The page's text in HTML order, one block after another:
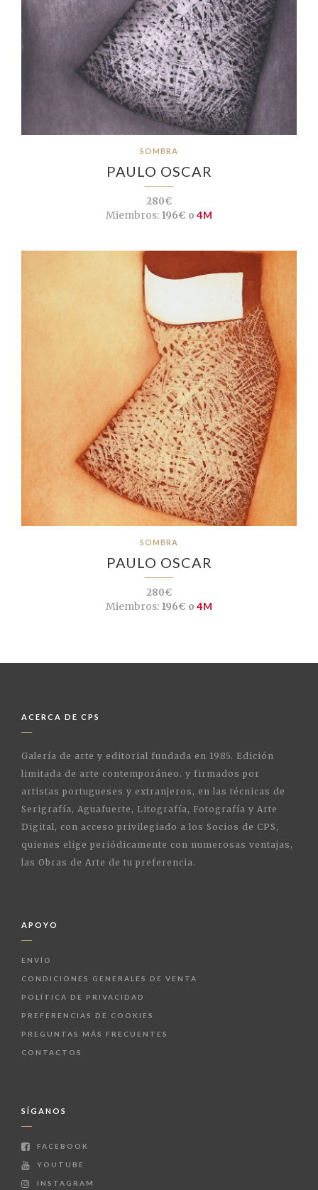
SOMBRA
PAULO OSCAR
280€
Miembros:196€ o 4M
SOMBRA
PAULO OSCAR
280€
Miembros:196€ o 4M
ACERCA DE CPS
Galería de arte y editorial fundada en 1985. Edición
limitada de arte contemporáneo. y firmados por
artistas portugueses y extranjeros, en las técnicas de
Serigrafía, Aguafuerte, Litografía, Fotografía y Arte
Digital, con acceso privilegiado a los Socios de CPS,
quienes elige periódicamente con numerosas ventajas,
las Obras de Arte de tu preferencia.
APOYO
ENVÍO
CONDICIONES GENERALES DE VENTA
POLÍTICA DE PRIVACIDAD
PREFERENCIAS DE COOKIES
PREGUNTAS MÁS FRECUENTES
CONTACTOS
SÍGANOS
FACEBOOK
YOUTUBE
INSTAGRAM